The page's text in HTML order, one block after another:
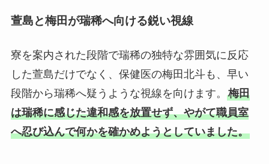
萱島と梅田が瑞稀へ向ける鋭い視線
寮を案内された段階で瑞稀の独特な雰囲気に反応
した萱島だけでなく、保健医の梅田北斗も、早い
段階から瑞稀へ疑うような視線を向けます。 梅田
は瑞稀に感じた違和感を放置せず、やがて職員室
へ忍び込んで何かを確かめようとしていました。